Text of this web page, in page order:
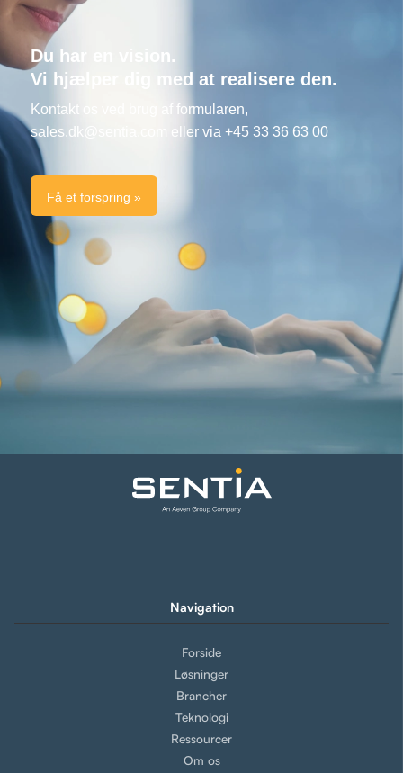
Du har en vision.
Vi hjælper dig med at realisere den.
Kontakt os ved brug af formularen,
sales.dk@sentia.com
eller via +45 33 36 63 00
Få et forspring »
Navigation
Forside
Løsninger
Brancher
Teknologi
Ressourcer
Om os